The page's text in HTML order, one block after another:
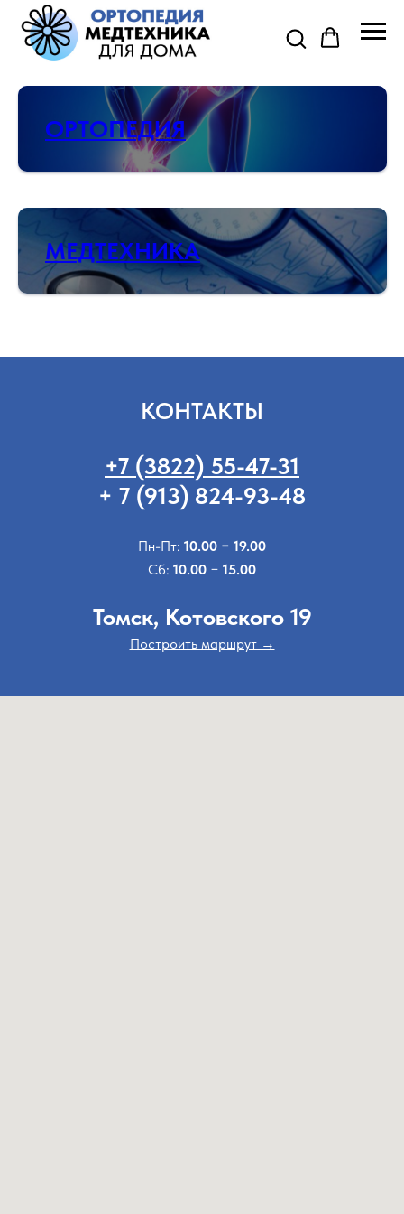
ОРТОПЕДИЯ
МЕДТЕХНИКА
КОНТАКТЫ
+7 (3822) 55-47-31
+ 7 (913) 824-93-48
Пн-Пт: 10.00 − 19.00
Сб: 10.00 − 15.00
Томск, Котовского 19
Построить маршрут →